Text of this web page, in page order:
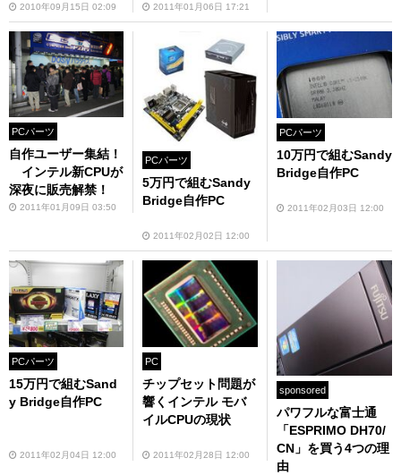
2010年09月15日 02:09 2011年01月06日 17:21
PCパーツ
自作ユーザー集結！
インテル新CPUが
深夜に販売解禁！
2011年01月09日 03:50
PCパーツ
5万円で組むSandy
Bridge自作PC
2011年02月02日 12:00
PCパーツ
10万円で組むSandy
Bridge自作PC
2011年02月03日 12:00
PCパーツ
15万円で組むSand
y Bridge自作PC
2011年02月04日 12:00
PC
チップセット問題が
響くインテル モバ
イルCPUの現状
2011年02月28日 12:00
sponsored
パワフルな富士通
「ESPRIMO DH70/
CN」を買う4つの理
由